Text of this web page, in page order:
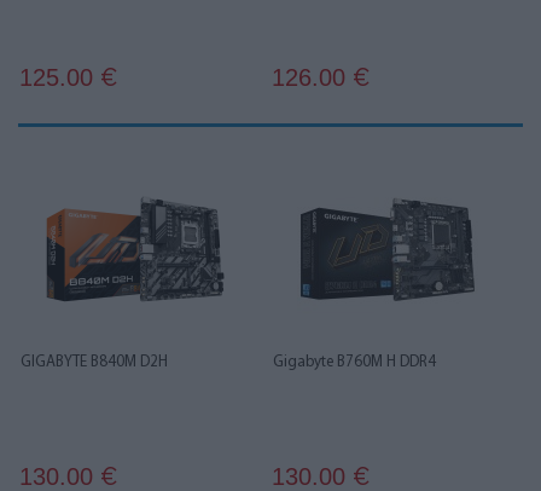
125.00 € 126.00 €
GIGABYTE B840M D2H
130.00 €
Gigabyte B760M H DDR4
130.00 €